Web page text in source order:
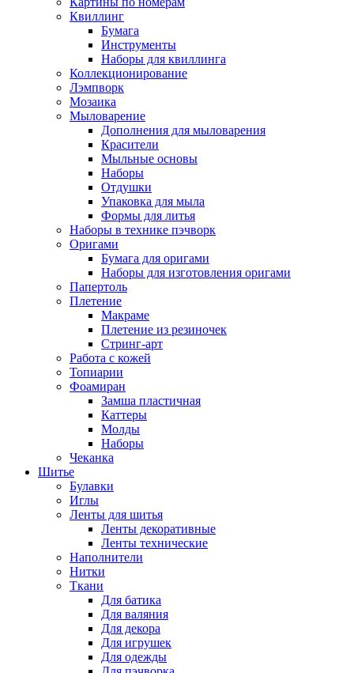
Квиллинг
Бумага
Инструменты
Наборы для квиллинга
Коллекционирование
Лэмпворк
Мозаика
Мыловарение
Дополнения для мыловарения
Красители
Мыльные основы
Наборы
Отдушки
Упаковка для мыла
Формы для литья
Наборы в технике пэчворк
Оригами
Бумага для оригами
Наборы для изготовления оригами
Папертоль
Плетение
Макраме
Плетение из резиночек
Стринг-арт
Работа с кожей
Топиарии
Фоамиран
Замша пластичная
Каттеры
Молды
Наборы
Чеканка
Шитье
Булавки
Иглы
Ленты для шитья
Ленты декоративные
Ленты технические
Наполнители
Нитки
Ткани
Для батика
Для валяния
Для декора
Для игрушек
Для одежды